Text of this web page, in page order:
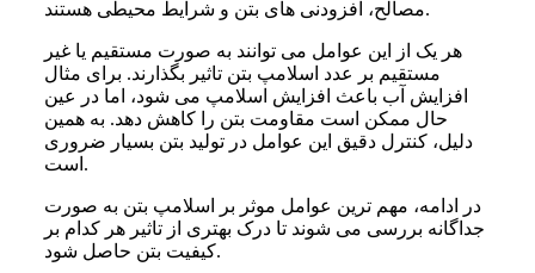
مصالح، افزودنی های بتن و شرایط محیطی هستند.
هر یک از این عوامل می توانند به صورت مستقیم یا غیر
مستقیم بر عدد اسلامپ بتن تاثیر بگذارند. برای مثال
افزایش آب باعث افزایش اسلامپ می شود، اما در عین
حال ممکن است مقاومت بتن را کاهش دهد. به همین
دلیل، کنترل دقیق این عوامل در تولید بتن بسیار ضروری
است.
در ادامه، مهم ترین عوامل موثر بر اسلامپ بتن به صورت
جداگانه بررسی می شوند تا درک بهتری از تاثیر هر کدام بر
کیفیت بتن حاصل شود.